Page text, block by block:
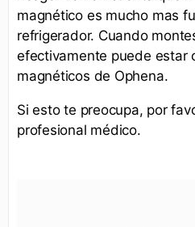
magnético es mucho mas
refrigerador. Cuando
efectivamente puede estar
magnéticos de Ophena.
Si esto te preocupa, por
profesional médico.